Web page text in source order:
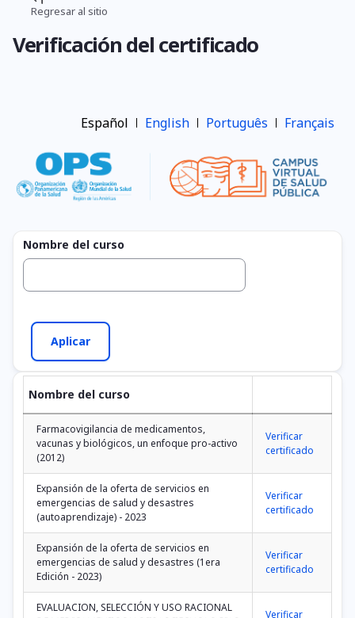
Pasar
contenido
Ruta
de
Regresar al sitio
Verificación del certificado
Español English Português Français
Nombre del curso
Nombre del curso
Farmacovigilancia de medicamentos,
vacunas y biológicos, un enfoque pro-activo
(2012)
Verificar
certificado
Expansión de la oferta de servicios en
emergencias de salud y desastres
(autoaprendizaje) - 2023
Verificar
certificado
Expansión de la oferta de servicios en
emergencias de salud y desastres (1era
Edición - 2023)
Verificar
certificado
EVALUACION, SELECCIÓN Y USO RACIONAL
Verificar